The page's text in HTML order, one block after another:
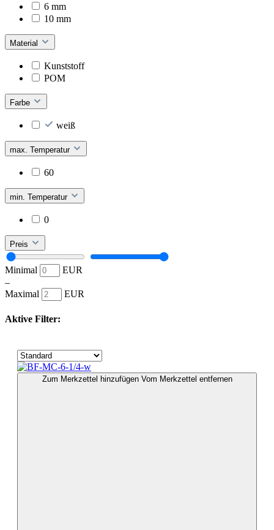
6 mm
10 mm
Material
Kunststoff
POM
Farbe
weiß
max. Temperatur
60
min. Temperatur
0
Preis
Minimal
EUR
–
Maximal
EUR
Aktive Filter:
Zum Merkzettel hinzufügen Vom Merkzettel entfernen